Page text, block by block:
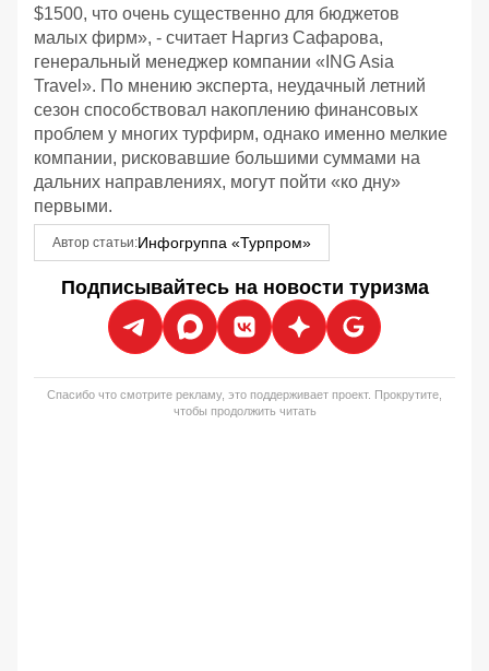
$1500, что очень существенно для бюджетов
малых фирм», - считает Наргиз Сафарова,
генеральный менеджер компании «ING Asia
Travel». По мнению эксперта, неудачный летний
сезон способствовал накоплению финансовых
проблем у многих турфирм, однако именно мелкие
компании, рисковавшие большими суммами на
дальних направлениях, могут пойти «ко дну»
первыми.
Автор статьи:Инфогруппа «Турпром»
Подписывайтесь на новости туризма
Спасибо что смотрите рекламу, это поддерживает проект. Прокрутите,
чтобы продолжить читать